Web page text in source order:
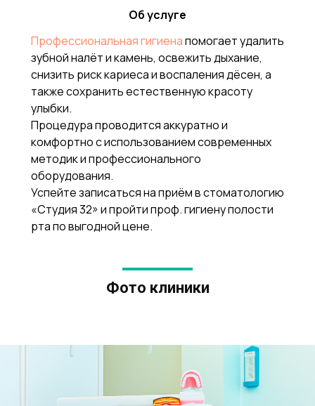
Об услуге
Профессиональная гигиенапомогает удалить
зубной налёт и камень, освежить дыхание,
снизить риск кариеса и воспаления дёсен, а
также сохранить естественную красоту
улыбки.
Процедура проводится аккуратно и
комфортно с использованием современных
методик и профессионального
оборудования.
Успейте записаться на приём в стоматологию
«Студия 32» и пройти проф. гигиену полости
рта по выгодной цене.
Фото клиники